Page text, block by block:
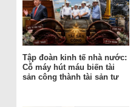
Tập đoàn kinh tế nhà nước:
Cỗ máy hút máu biến tài
sản công thành tài sản tư